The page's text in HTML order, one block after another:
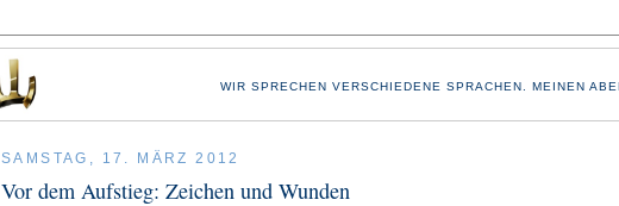
WIR SPRECHEN VERSCHIEDENE SPRACHEN. MEINEN
SAMSTAG, 17. MÄRZ 2012
Vor dem Aufstieg: Zeichen und Wunden